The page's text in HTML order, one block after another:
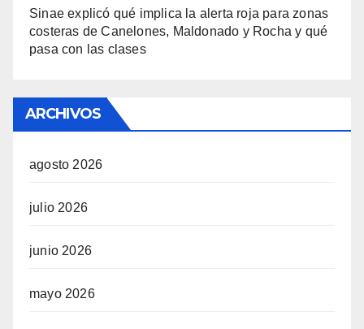
Sinae explicó qué implica la alerta roja para zonas
costeras de Canelones, Maldonado y Rocha y qué
pasa con las clases
ARCHIVOS
agosto 2026
julio 2026
junio 2026
mayo 2026